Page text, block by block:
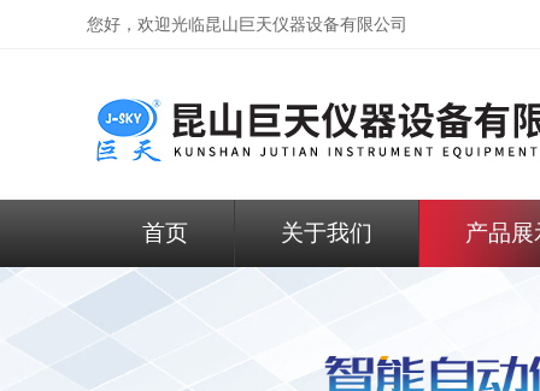
您好，欢迎光临昆山巨天仪器设备有限公司
首页 关于我们 产品展